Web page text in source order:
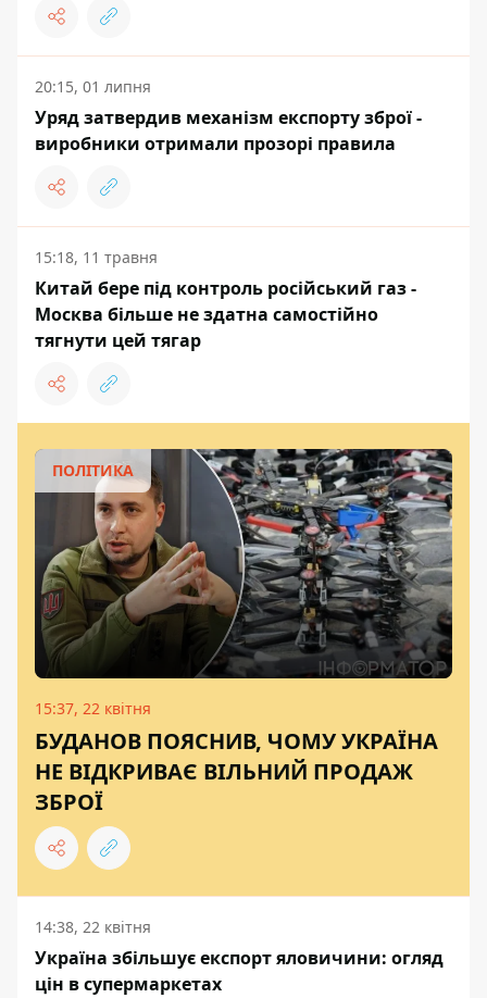
20:15, 01 липня
Уряд затвердив механізм експорту зброї -
виробники отримали прозорі правила
15:18, 11 травня
Китай бере під контроль російський газ -
Москва більше не здатна самостійно
тягнути цей тягар
ПОЛІТИКА
15:37, 22 квітня
БУДАНОВ ПОЯСНИВ, ЧОМУ УКРАЇНА
НЕ ВІДКРИВАЄ ВІЛЬНИЙ ПРОДАЖ
ЗБРОЇ
14:38, 22 квітня
Україна збільшує експорт яловичини: огляд
цін в супермаркетах